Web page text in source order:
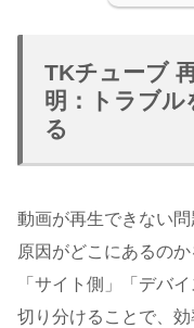
TKチューブ
明：トラブル
る
動画が再生できない
原因がどこにあるの
「サイト側」「デバ
切り分けることで、